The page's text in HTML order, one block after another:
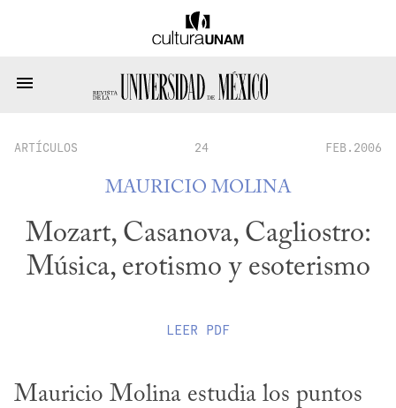
ARTÍCULOS 24 FEB.2006
MAURICIO MOLINA
Mozart, Casanova, Cagliostro:
Música, erotismo y esoterismo
LEER PDF
Mauricio Molina estudia los puntos